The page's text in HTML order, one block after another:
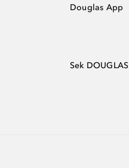
Douglas App
Sek DOUGLAS